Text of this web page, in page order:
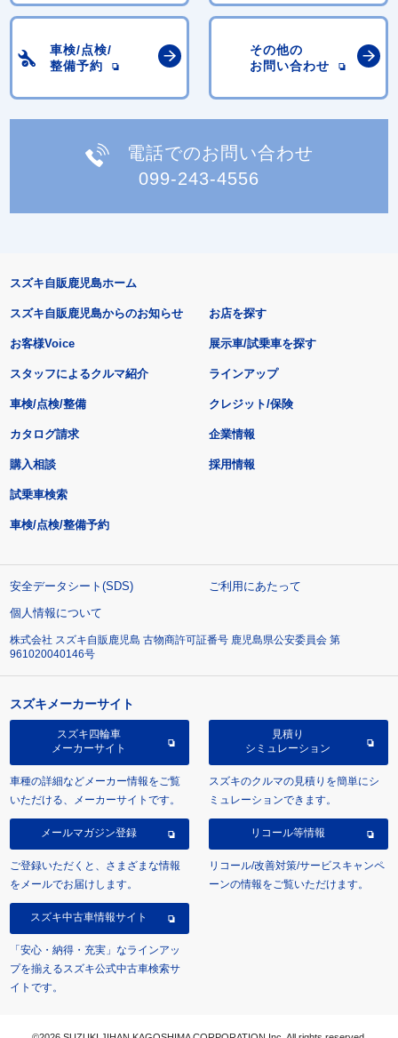
車検/点検/
整備予約
その他の
お問い合わせ
電話でのお問い合わせ
099-243-4556
スズキ自販鹿児島ホーム
スズキ自販鹿児島からのお知らせ
お客様Voice
スタッフによるクルマ紹介
お店を探す
展示車/試乗車を探す
ラインアップ
車検/点検/整備 クレジット/保険
カタログ請求
購入相談
試乗車検索
車検/点検/整備予約
企業情報
採用情報
安全データシート(SDS)
ご利用にあたって
個人情報について
株式会社 スズキ自販鹿児島 古物商許可証番号 鹿児島県公安委員会 第
961020040146号
スズキメーカーサイト
スズキ四輪車
メーカーサイト
車種の詳細などメーカー情報をご覧
いただける、メーカーサイトです。
見積り
シミュレーション
スズキのクルマの見積りを簡単にシ
ミュレーションできます。
メールマガジン登録
ご登録いただくと、さまざまな情報
をメールでお届けします。
リコール等情報
リコール/改善対策/サービスキャンペ
ーンの情報をご覧いただけます。
スズキ中古車情報サイト
「安心・納得・充実」なラインアッ
プを揃えるスズキ公式中古車検索サ
イトです。